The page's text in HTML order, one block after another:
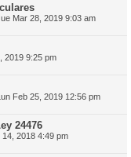
Mar 28, 2019 9:03 am
2019 9:25 pm
Feb 25, 2019 12:56 pm
24476
14, 2018 4:49 pm